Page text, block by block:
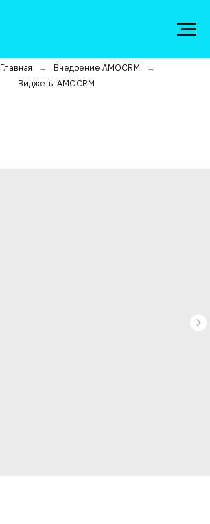
Главная → Внедрение AMOCRM →
Виджеты AMOCRM